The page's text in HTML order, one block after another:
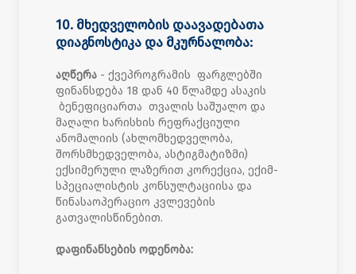
10. მხედველობის დაავადებათა
დიაგნოსტიკა და მკურნალობა:
აღწერა - ქვეპროგრამის ფარგლებში
ფინანსდება 18 დან 40 წლამდე ასაკის
ბენეფიციართა თვალის საშუალო და
მაღალი ხარისხის რეფრაქციული
ანომალიის (ახლომხედველობა,
შორსმხედველობა, ასტიგმატიზმი)
ექსიმერული ლაზერით კორექცია, ექიმ-
სპეციალისტის კონსულტაციისა და
წინასაოპერაციო კვლევების
გათვალისწინებით.
დაფინანსების ოდენობა: